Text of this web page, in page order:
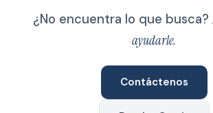
¿No encuentra lo que busca?
ayudarle.
Contáctenos